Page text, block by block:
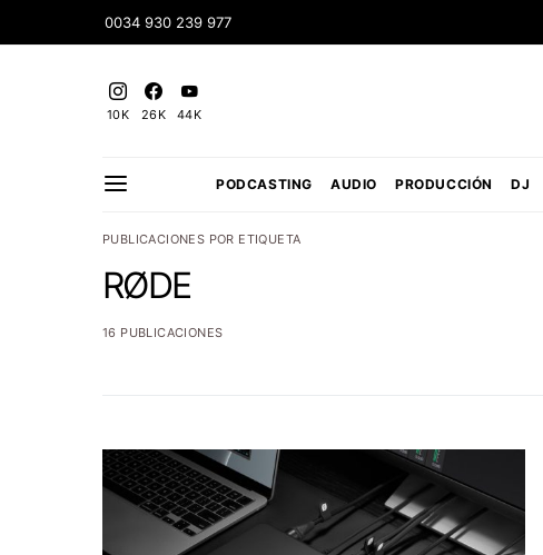
0034 930 239 977
10K 26K 44K
PODCASTING AUDIO PRODUCCIÓN DJ
PUBLICACIONES POR ETIQUETA
RØDE
16 PUBLICACIONES